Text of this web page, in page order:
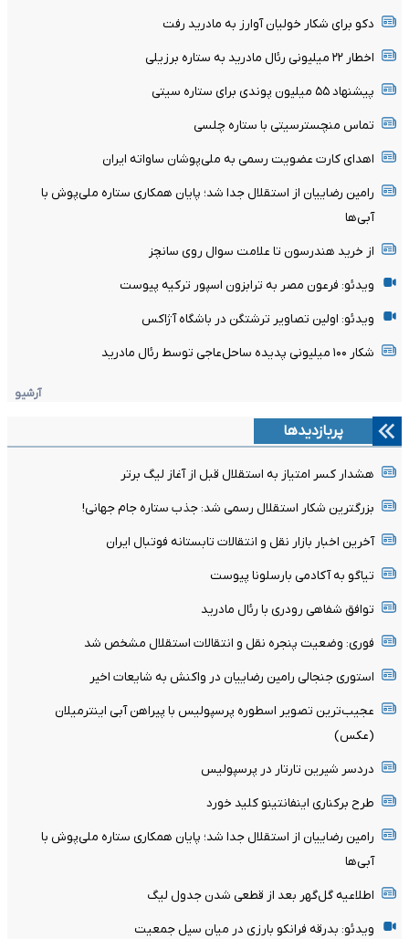
دکو برای شکار خولیان آوارز به مادرید رفت
اخطار ۲۲ میلیونی رئال مادرید به ستاره برزیلی
پیشنهاد ۵۵ میلیون پوندی برای ستاره سیتی
تماس منچسترسیتی با ستاره چلسی
اهدای کارت عضویت رسمی به ملی‌پوشان ساواته ایران
رامین رضاییان از استقلال جدا شد؛ پایان همکاری ستاره ملی‌پوش با
آبی‌ها
از خرید هندرسون تا علامت سوال روی سانچز
ویدئو: فرعون مصر به ترابزون اسپور ترکیه پیوست
ویدئو: اولین تصاویر ترشتگن در باشگاه آژاکس
شکار ۱۰۰ میلیونی پدیده ساحل‌عاجی توسط رئال مادرید
آرشیو
پربازدیدها
هشدار کسر امتیاز به استقلال قبل از آغاز لیگ برتر
بزرگترین شکار استقلال رسمی شد: جذب ستاره جام جهانی!
آخرین اخبار بازار نقل و انتقالات تابستانه فوتبال ایران
تیاگو به آکادمی بارسلونا پیوست
توافق شفاهی رودری با رئال مادرید
فوری: وضعیت پنجره نقل و انتقالات استقلال مشخص شد
استوری جنجالی رامین رضاییان در واکنش به شایعات اخیر
عجیب‌ترین تصویر اسطوره پرسپولیس با پیراهن آبی اینترمیلان
(عکس)
دردسر شیرین تارتار در پرسپولیس
طرح برکناری اینفانتینو کلید خورد
رامین رضاییان از استقلال جدا شد؛ پایان همکاری ستاره ملی‌پوش با
آبی‌ها
اطلاعیه گل‌گهر بعد از قطعی شدن جدول لیگ
ویدئو: بدرقه فرانکو بارزی در میان سیل جمعیت